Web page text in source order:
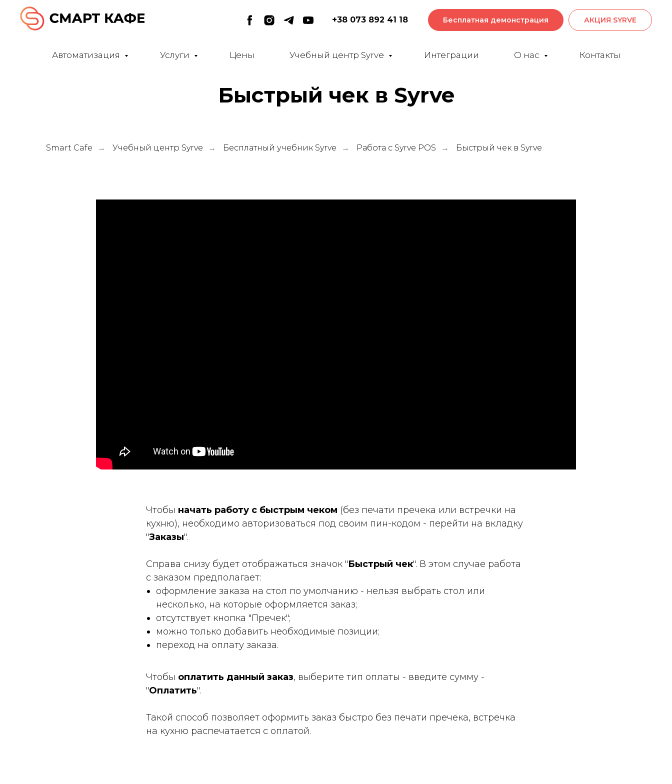
+38 073 892 41 18 Бесплатная демонстрация АКЦИЯ SYRVE
Автоматизация Услуги Цены Учебный центр Syrve Интеграции О нас Контакты
Быстрый чек в Syrve
Smart Cafe → Учебный центр Syrve → Бесплатный учебник Syrve → Работа с Syrve POS → Быстрый чек в Syrve
Чтобы начать работу с быстрым чеком (без печати пречека или встречки на
кухню), необходимо авторизоваться под своим пин-кодом - перейти на вкладку
"Заказы".
Справа снизу будет отображаться значок "Быстрый чек". В этом случае работа
с заказом предполагает:
оформление заказа на стол по умолчанию - нельзя выбрать стол или
несколько, на которые оформляется заказ;
отсутствует кнопка "Пречек";
можно только добавить необходимые позиции;
переход на оплату заказа.
Чтобы оплатить данный заказ, выберите тип оплаты - введите сумму -
"Оплатить".
Такой способ позволяет оформить заказ быстро без печати пречека, встречка
на кухню распечатается с оплатой.